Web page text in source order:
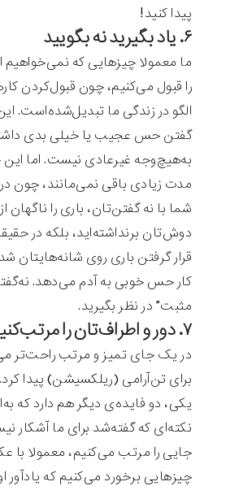
پیدا کنید!
۶. یاد بگیرید نه بگویید
ما معمولا چیزهایی که نمی‌خواهیم
را قبول می‌کنیم، چون قبول‌کردن
الگو در زندگی ما تبدیل‌شده‌است.
گفتن حس عجیب یا خیلی بدی
به‌هیچ‌وجه غیرعادی نیست. اما
مدت زیادی باقی نمی‌مانند، چون
شما با نه گفتن‌تان، باری را ناگهان
دوش‌تان برنداشته‌اید، بلکه در
قرار گرفتن باری روی شانه‌هایتان
کار حس خوبی به آدم می‌دهد.
مثبت” در نظر بگیرید.
۷. دور و اطراف‌تان را مرتب‌کنید
در یک جای تمیز و مرتب راحت‌تر
برای تن‌آرامی (ریلکسیشن) پیدا کرد.
یکی، دو فایده‌ی دیگر هم دارد که
نکته‌ای که گفته‌شد برای ما آشکار
جایی را مرتب می‌کنیم، معمولا با
چیزهایی برخورد می‌کنیم که